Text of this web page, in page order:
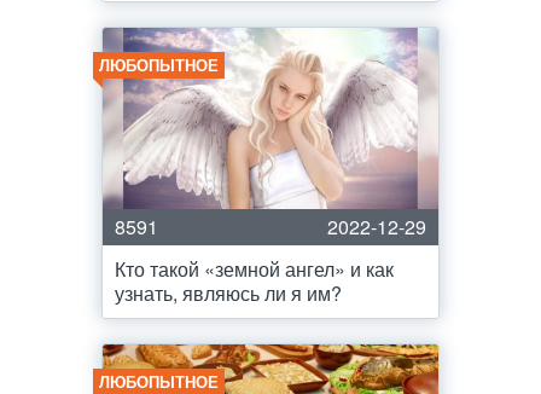
ЛЮБОПЫТНОЕ
8591
2022-12-29
Кто такой «земной ангел» и как
узнать, являюсь ли я им?
ЛЮБОПЫТНОЕ